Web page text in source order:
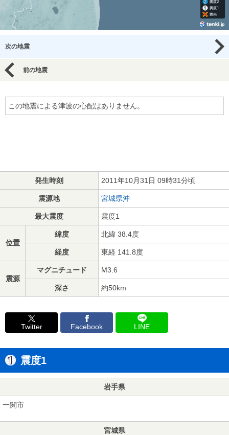
次の地震
前の地震
この地震による津波の心配はありません。
発生時刻 2011年10月31日 09時31分頃
震源地 宮城県沖
最大震度 震度1
位置
緯度 北緯 38.4度
経度 東経 141.8度
震源
マグニチュード M3.6
深さ 約50km
Twitter Facebook LINE
震度1
岩手県
一関市
宮城県